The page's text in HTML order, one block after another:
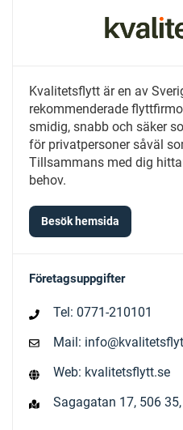
Kvalitetsflytt är en av
rekommenderade
smidig, snabb och säker
för privatpersoner såväl
Tillsammans med dig
behov.
Besök hemsida
Företagsuppgifter
Tel: 0771-210101
Mail:
Web: kvalitetsflytt.se
Sagagatan 17, 506